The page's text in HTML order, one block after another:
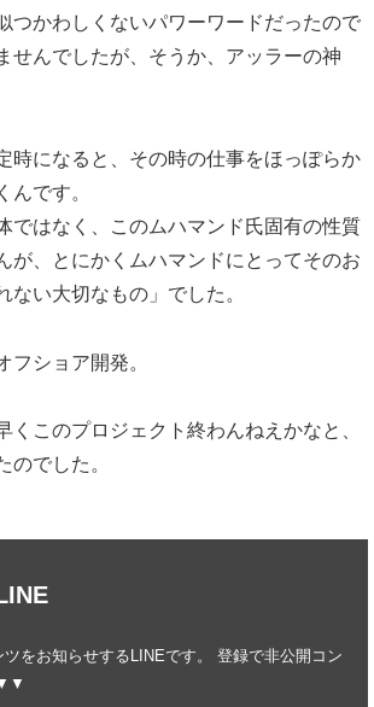
つかわしくないパワーワードだったので
せんでしたが、そうか、アッラーの神
時になると、その時の仕事をほっぽらか
んです。
ではなく、このムハマンド氏固有の性質
が、とにかくムハマンドにとってそのお
ない大切なもの」でした。
フショア開発。
くこのプロジェクト終わんねえかなと、
のでした。
をお知らせするLINEです。 登録で非公開コン
▼▼